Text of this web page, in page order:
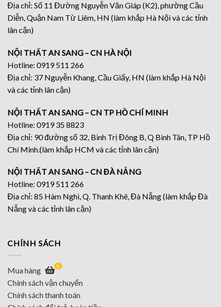
Địa chỉ: Số 11 Đường Nguyễn Văn Giáp (K2), phường Cầu
Diễn, Quận Nam Từ Liêm, HN (làm khắp Hà Nội và các tỉnh
lân cận)
NỘI THẤT AN SANG – CN HÀ NỘI
Hotline: 0919 511 266
Địa chỉ: 37 Nguyễn Khang, Cầu Giấy, HN (làm khắp Hà Nội
và các tỉnh lân cận)
NỘI THẤT AN SANG – CN TP HỒ CHÍ MINH
Hotline: 0919 35 8823
Địa chỉ: 90 đường số 32, Bình Trị Đông B, Q Bình Tân, TP Hồ
Chí Minh.(làm khắp HCM và các tỉnh lân cận)
NỘI THẤT AN SANG – CN ĐÀ NẴNG
Hotline: 0919 511 266
Địa chỉ: 85 Hàm Nghi, Q. Thanh Khê, Đà Nẵng (làm khắp Đà
Nẵng và các tỉnh lân cận)
CHÍNH SÁCH
Mua hàng 0
Chính sách vận chuyển
Chính sách thanh toán